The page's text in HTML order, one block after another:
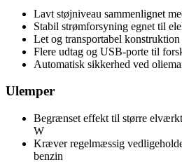
Lavt støjniveau sammenlignet
Stabil strømforsyning egnet til
Let og transportabel konstruktion
Flere udtag og USB-porte til
Automatisk sikkerhed ved
Ulemper
Begrænset effekt til større
W
Kræver regelmæssig
benzin